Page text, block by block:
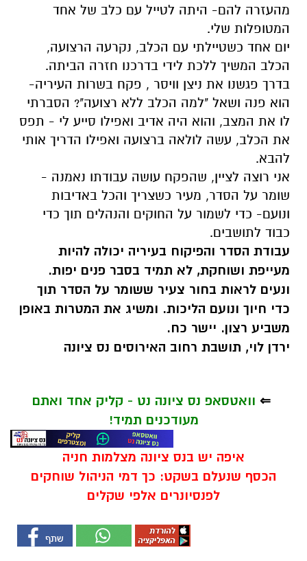
מהעזרה להם- היתה לטייל עם כלב של אחד
המטופלות שלי.
יום אחד כשטיילתי עם הכלב, נקרעה הרצועה,
הכלב המשיך ללכת לידי בדרכנו חזרה הביתה.
בדרך פגשנו את ניצן וויסר , פקח בשרות העיריה-
הוא פנה ושאל "למה הכלב ללא רצועה"? הסברתי
לו את המצב, והוא היה אדיב ואפילו סייע לי - תפס
את הכלב, עשה לולאה ברצועה ואפילו הדריך אותי
להבא.
אני רוצה לציין, שהפקח עושה עבודתו נאמנה -
שומר על הסדר, מעיר כשצריך והכל באדיבות
ונועם- כדי לשמור על החוקים והנהלים תוך כדי
כבוד לתושבים.
עבודת הסדר והפיקוח בעיריה יכולה להיות
מעייפת ושוחקת, לא תמיד בסבר פנים יפות.
ונעים לראות בחור צעיר ששומר על הסדר תוך
כדי חיוך ונועם הליכות. ומשיג את המטרות באופן
משביע רצון. יישר כח.
ירדן לוי, תושבת רחוב האירוסים נס ציונה
⇐ וואטסאפ נס ציונה נט - קליק אחד ואתם
מעודכנים תמיד!
איפה יש בנס ציונה מצלמות חניה
הכסף שנעלם בשקט: כך דמי הניהול שוחקים
לפנסיונרים אלפי שקלים